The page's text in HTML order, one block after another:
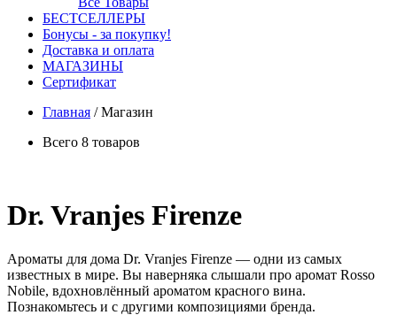
БЕСТСЕЛЛЕРЫ
Бонусы - за покупку!
Доставка и оплата
МАГАЗИНЫ
Cертификат
Главная /Магазин
Всего 8 товаров
Dr. Vranjes Firenze
Ароматы для дома Dr. Vranjes Firenze — одни из самых
известных в мире. Вы наверняка слышали про аромат Rosso
Nobile, вдохновлённый ароматом красного вина.
Познакомьтесь и с другими композициями бренда.